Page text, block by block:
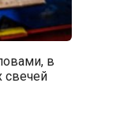
в
свечей